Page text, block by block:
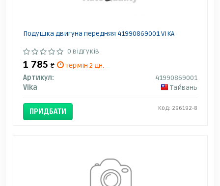
Подушка двигуна передняя 41990869001 VIKA
0 відгуків
1 785 ₴
термін 2 дн.
Артикул:
41990869001
Vika
Тайвань
ПРИДБАТИ Код: 296192-8